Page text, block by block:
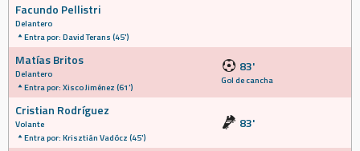
Facundo Pellistri
Delantero
Entra por: David Terans (45')
Matías Britos
Delantero
Entra por: Xisco Jiménez (61')
83'
Gol de cancha
Cristian Rodríguez
Volante
Entra por: Krisztián Vadócz (45')
83'